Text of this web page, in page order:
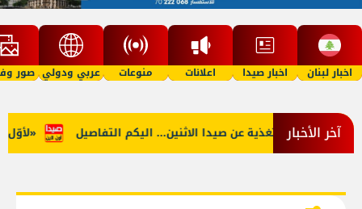
اخبار لبنان اخبار صيدا اعلانات منوعات عربي ودولي صور
آخر الأخبار «لأوّل توقف التغذية عن صيدا الاثنين... اليكم التفاصيل